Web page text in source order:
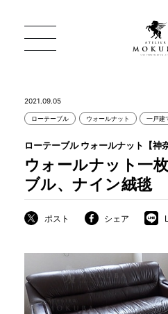
店舗から
一枚板 ATELIER
MOKUBA について
2021.09.05
ローテーブル ウォールナット 一戸建
ウォールナット一
ブル、ナイン絨毯
ローテーブル ウォールナット【神
ポスト シェア